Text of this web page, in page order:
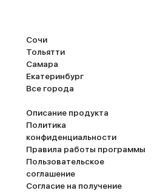
Сочи
Тольятти
Самара
Екатеринбург
Все города
Описание продукта
Политика
конфиденциальности
Правила работы программы
Пользовательское
соглашение
Согласие на получение